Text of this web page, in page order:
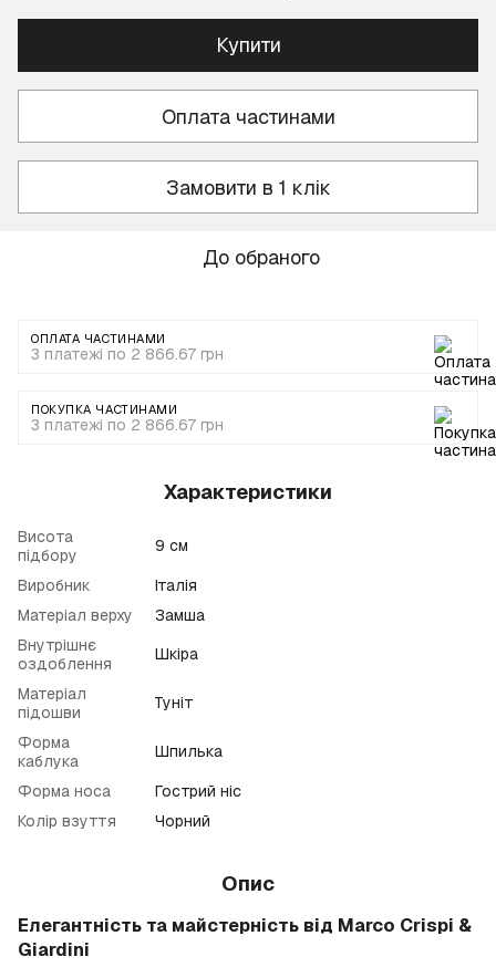
Купити
Оплата частинами
Замовити в 1 клік
До обраного
ОПЛАТА ЧАСТИНАМИ
3 платежі по 2 866.67 грн
ПОКУПКА ЧАСТИНАМИ
3 платежі по 2 866.67 грн
Характеристики
Висота
підбору
9 см
Виробник
Італія
Матеріал верху
Замша
Внутрішнє
оздоблення
Шкіра
Матеріал
підошви
Туніт
Форма
каблука
Шпилька
Форма носа
Гострий ніс
Колір взуття
Чорний
Опис
Елегантність та майстерність від Marco Crispi &
Giardini